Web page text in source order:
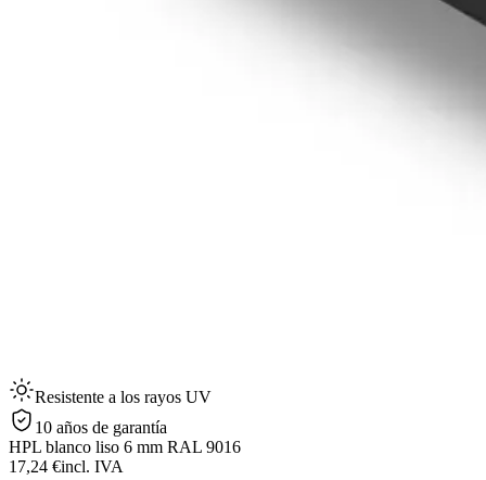
Resistente a los rayos UV
10 años de garantía
HPL blanco liso 6 mm RAL 9016
17,24 €incl. IVA